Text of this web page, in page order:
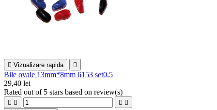
 Vizualizare rapida 
Bile ovale 13mm*8mm 6153 set0.5
29,40 lei
Rated out of 5 stars based on review(s)
   